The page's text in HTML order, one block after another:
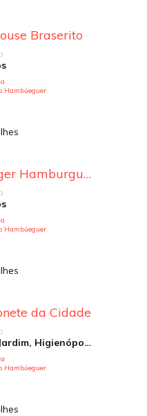
Braserito
Hambúeguer
KoBurger Hamburgueria
Hambúeguer
da Cidade
Cidade Jardim, Higienópolis, Jardim Paulista, Moema, Pinheiros
Hambúeguer